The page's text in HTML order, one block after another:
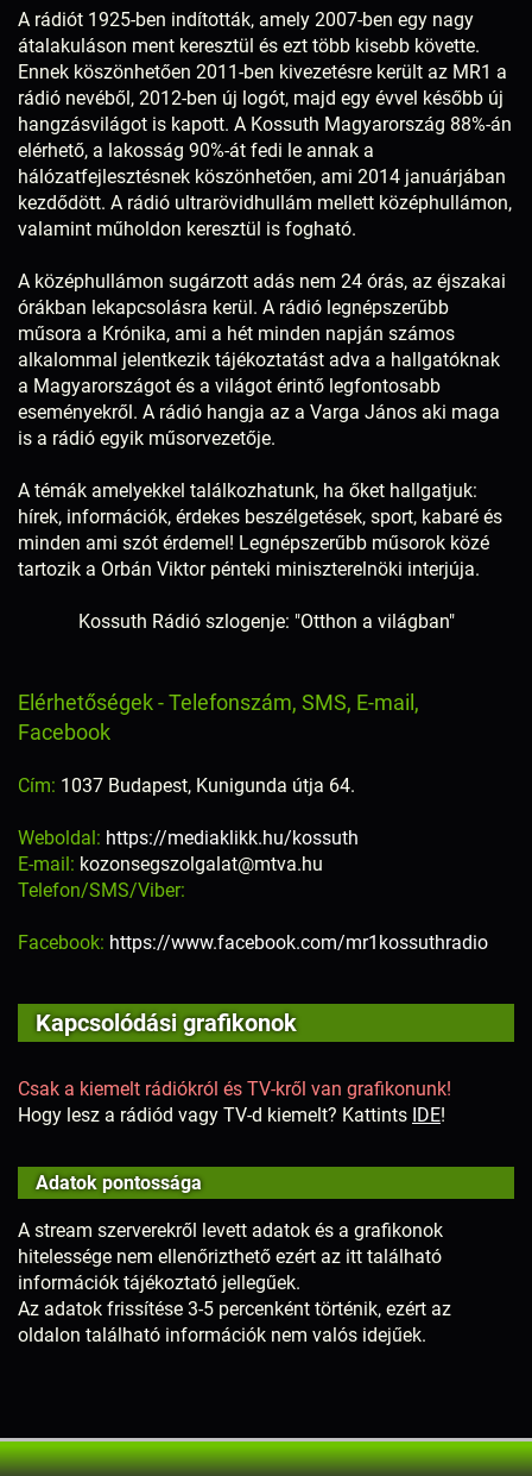
A rádiót 1925-ben indították, amely 2007-ben egy nagy
átalakuláson ment keresztül és ezt több kisebb követte.
Ennek köszönhetően 2011-ben kivezetésre került az MR1 a
rádió nevéből, 2012-ben új logót, majd egy évvel később új
hangzásvilágot is kapott. A Kossuth Magyarország 88%-án
elérhető, a lakosság 90%-át fedi le annak a
hálózatfejlesztésnek köszönhetően, ami 2014 januárjában
kezdődött. A rádió ultrarövidhullám mellett középhullámon,
valamint műholdon keresztül is fogható.
A középhullámon sugárzott adás nem 24 órás, az éjszakai
órákban lekapcsolásra kerül. A rádió legnépszerűbb
műsora a Krónika, ami a hét minden napján számos
alkalommal jelentkezik tájékoztatást adva a hallgatóknak
a Magyarországot és a világot érintő legfontosabb
eseményekről. A rádió hangja az a Varga János aki maga
is a rádió egyik műsorvezetője.
A témák amelyekkel találkozhatunk, ha őket hallgatjuk:
hírek, információk, érdekes beszélgetések, sport, kabaré és
minden ami szót érdemel! Legnépszerűbb műsorok közé
tartozik a Orbán Viktor pénteki miniszterelnöki interjúja.
Kossuth Rádió szlogenje: "Otthon a világban"
Elérhetőségek - Telefonszám, SMS, E-mail,
Facebook
Cím: 1037 Budapest, Kunigunda útja 64.
Weboldal: https://mediaklikk.hu/kossuth
E-mail: kozonsegszolgalat@mtva.hu
Telefon/SMS/Viber:
Facebook: https://www.facebook.com/mr1kossuthradio
Kapcsolódási grafikonok
Csak a kiemelt rádiókról és TV-kről van grafikonunk!
Hogy lesz a rádiód vagy TV-d kiemelt? Kattints IDE!
Adatok pontossága
A stream szerverekről levett adatok és a grafikonok
hitelessége nem ellenőrizthető ezért az itt található
információk tájékoztató jellegűek.
Az adatok frissítése 3-5 percenként történik, ezért az
oldalon található információk nem valós idejűek.